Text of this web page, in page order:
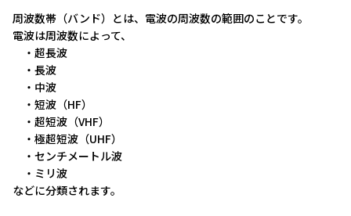
周波数帯（バンド）とは、電波の周波数の範囲のことです。
電波は周波数によって、
・超長波
・長波
・中波
・短波（HF）
・超短波（VHF）
・極超短波（UHF）
・センチメートル波
・ミリ波
などに分類されます。